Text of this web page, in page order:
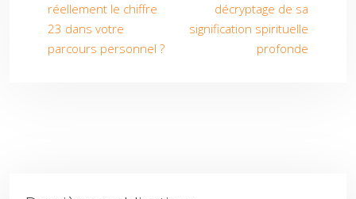
réellement le chiffre
23 dans votre
parcours personnel ?
décryptage de sa
signification spirituelle
profonde